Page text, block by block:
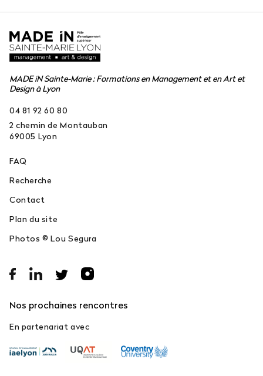
MADE iN Sainte-Marie : Formations en Management et en Art et
Design à Lyon
04 81 92 60 80
2 chemin de Montauban
69005 Lyon
FAQ
Recherche
Contact
Plan du site
Photos © Lou Segura
Nos prochaines rencontres
En partenariat avec